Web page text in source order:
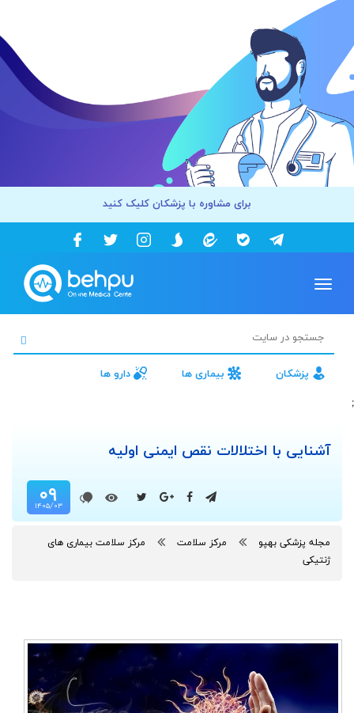
برای مشاوره با پزشکان کلیک کنید
Toggle
پزشکان بیماری ها دارو ها
;
آشنایی با اختلالات نقص ایمنی اولیه
۰۹
۱۴۰۵/۰۳
مجله پزشکی بهپو مرکز سلامت
مرکز سلامت بیماری های
ژنتیکی